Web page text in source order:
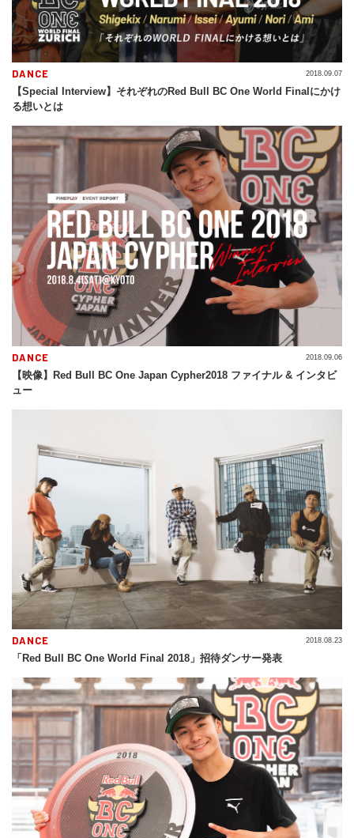
DANCE
【Special Interview】それぞれのRed Bull BC One World Finalにかけ
る想いとは
2018.09.07
DANCE
【映像】Red Bull BC One Japan Cypher2018 ファイナル & インタビ
ュー
2018.09.06
DANCE
「Red Bull BC One World Final 2018」招待ダンサー発表
2018.08.23